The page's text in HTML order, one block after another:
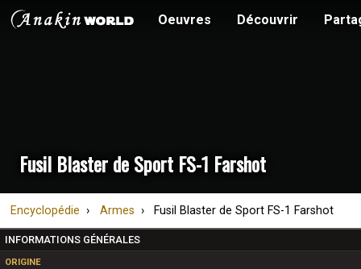
Oeuvres Découvrir
Fusil Blaster de Sport FS-1 Farshot
Encyclopédie Armes Fusil Blaster de Sport FS-1 Farshot
INFORMATIONS GÉNÉRALES
ORIGINE